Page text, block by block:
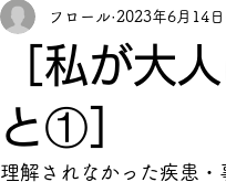
［私が大
と①］
フロール 2023年6月14日
理解されなかった疾患・